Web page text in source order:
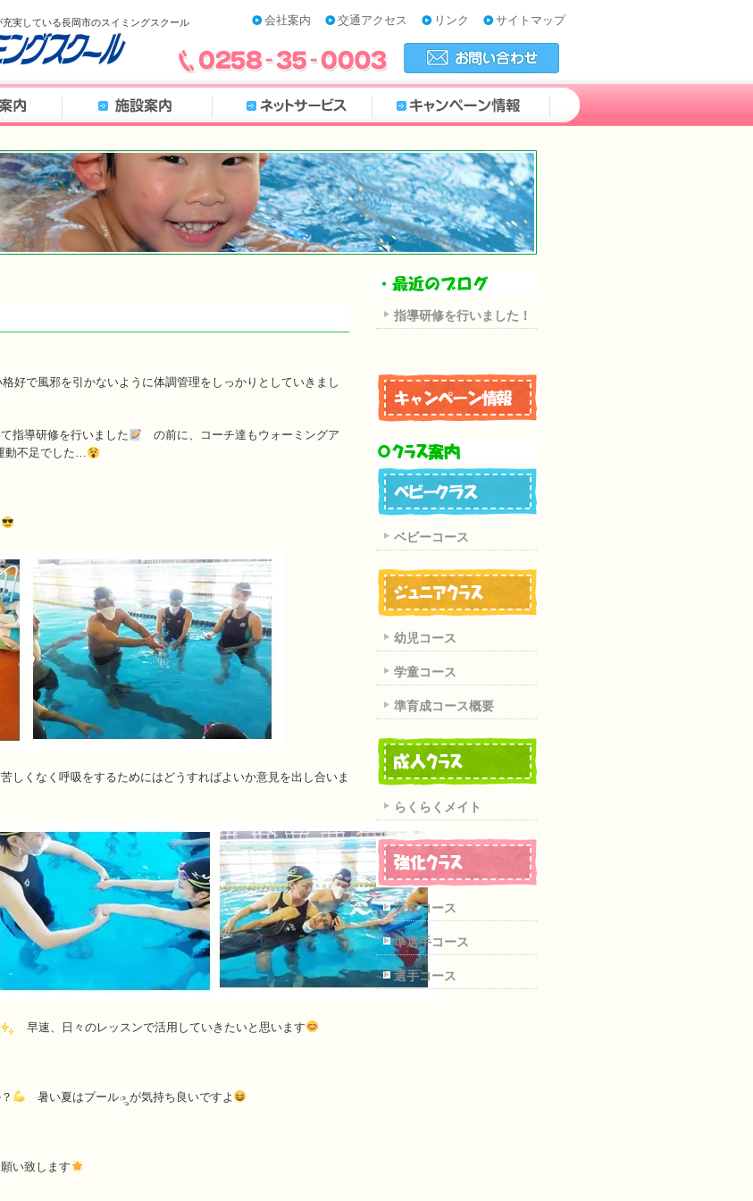
実している長岡市のスイミングスクール 会社案内 交通アクセス リンク サイトマップ
好で風邪を引かないように体調管理をしっかりとしていきまし
指導研修を行いました
の前に、コーチ達もウォーミングア
動不足でした…
しくなく呼吸をするためにはどうすればよいか意見を出し合いま
早速、日々のレッスンで活用していきたいと思います
暑い夏はプール が気持ち良いですよ
い致します
指導研修を行いました！
ベビーコース
幼児コース
学童コース
準育成コース概要
らくらくメイト
育成コース
準選手コース
選手コース